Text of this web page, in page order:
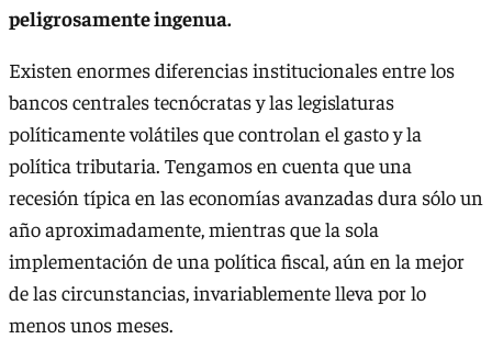
peligrosamente ingenua.
Existen enormes diferencias institucionales entre los
bancos centrales tecnócratas y las legislaturas
políticamente volátiles que controlan el gasto y la
política tributaria. Tengamos en cuenta que una
recesión típica en las economías avanzadas dura sólo un
año aproximadamente, mientras que la sola
implementación de una política fiscal, aún en la mejor
de las circunstancias, invariablemente lleva por lo
menos unos meses.